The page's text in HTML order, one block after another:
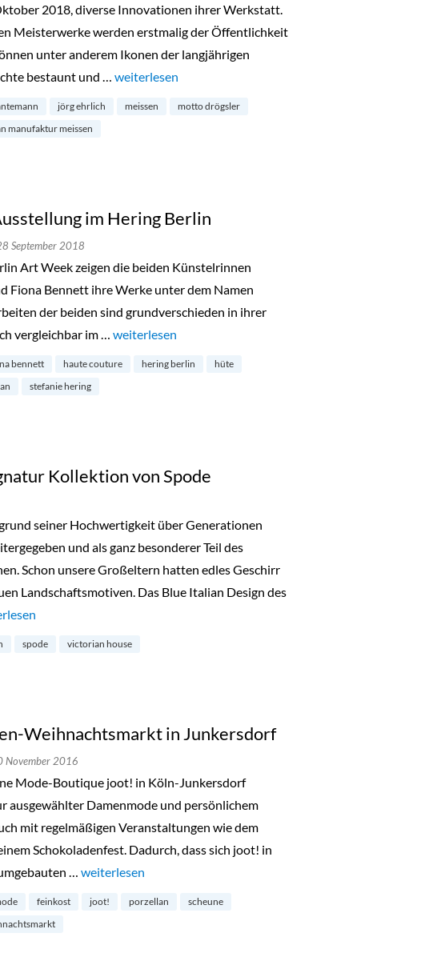
2018, diverse Innovationen ihrer Werkstatt.
Meisterwerke werden erstmalig der Öffentlichkeit
unter anderem Ikonen der langjährigen
bestaunt und … „Porzellan-Manufaktur Meissen zeigt Sonderausstellung
weiterlesen
jörg ehrlich meissen
motto drögsler
manufaktur meissen
im Hering Berlin
September 2018
Art Week zeigen die beiden Künstelrinnen
Fiona Bennett ihre Werke unter dem Namen
der beiden sind grundverschieden in ihrer
vergleichbar im … „Nosedive II Ausstellung im Hering Berlin“
weiterlesen
bennett haute couture hering berlin
hüte
stefanie hering
Kollektion von Spode
seiner Hochwertigkeit über Generationen
und als ganz besonderer Teil des
Schon unsere Großeltern hatten edles Geschirr
Landschaftsmotiven. Das Blue Italian Design des
Signatur Kollektion von Spode“
spode victorian house
Weihnachtsmarkt in Junkersdorf
November 2016
Mode-Boutique joot! in Köln-Junkersdorf
ausgewählter Damenmode und persönlichem
mit regelmäßigen Veranstaltungen wie dem
Schokoladenfest. Dadurch, dass sich joot! in
… „Joot! Scheunen-Weihnachtsmarkt in Junkersdorf“
weiterlesen
feinkost joot! porzellan
scheune